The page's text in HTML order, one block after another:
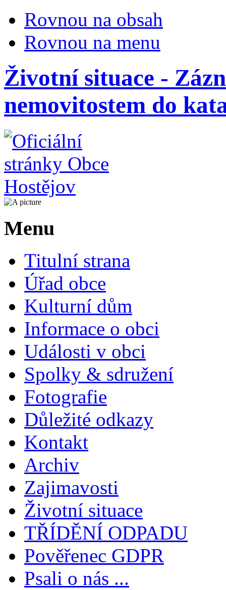
Rovnou na obsah
Rovnou na menu
Životní situace -
nemovitostem do
Menu
Titulní strana
Úřad obce
Kulturní dům
Informace o obci
Události v obci
Spolky & sdružení
Fotografie
Důležité odkazy
Kontakt
Archiv
Zajimavosti
Životní situace
TŘÍDĚNÍ ODPADU
Pověřenec GDPR
Psali o nás ...